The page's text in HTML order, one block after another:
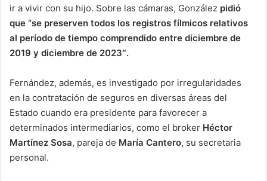
ir a vivir con su hijo. Sobre las cámaras, González pidió
que “se preserven todos los registros fílmicos relativos
al período de tiempo comprendido entre diciembre de
2019 y diciembre de 2023″.
Fernández, además, es investigado por irregularidades
en la contratación de seguros en diversas áreas del
Estado cuando era presidente para favorecer a
determinados intermediarios, como el broker Héctor
Martínez Sosa, pareja de María Cantero, su secretaria
personal.